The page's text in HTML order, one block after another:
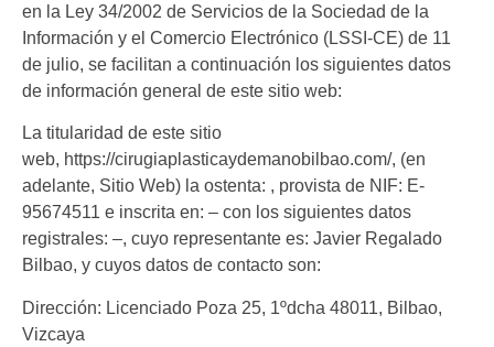
en la Ley 34/2002 de Servicios de la Sociedad de la
Información y el Comercio Electrónico (LSSI-CE) de 11
de julio, se facilitan a continuación los siguientes datos
de información general de este sitio web:
La titularidad de este sitio
web, https://cirugiaplasticaydemanobilbao.com/, (en
adelante, Sitio Web) la ostenta: , provista de NIF: E-
95674511 e inscrita en: – con los siguientes datos
registrales: –, cuyo representante es: Javier Regalado
Bilbao, y cuyos datos de contacto son:
Dirección: Licenciado Poza 25, 1ºdcha 48011, Bilbao,
Vizcaya